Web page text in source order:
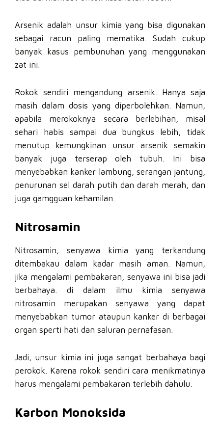
Arsenik adalah unsur kimia yang bisa digunakan
sebagai racun paling mematika. Sudah cukup
banyak kasus pembunuhan yang menggunakan
zat ini.
Rokok sendiri mengandung arsenik. Hanya saja
masih dalam dosis yang diperbolehkan. Namun,
apabila merokoknya secara berlebihan, misal
sehari habis sampai dua bungkus lebih, tidak
menutup kemungkinan unsur arsenik semakin
banyak juga terserap oleh tubuh. Ini bisa
menyebabkan kanker lambung, serangan jantung,
penurunan sel darah putih dan darah merah, dan
juga gamgguan kehamilan.
Nitrosamin
Nitrosamin, senyawa kimia yang terkandung
ditembakau dalam kadar masih aman. Namun,
jika mengalami pembakaran, senyawa ini bisa jadi
berbahaya. di dalam ilmu kimia senyawa
nitrosamin merupakan senyawa yang dapat
menyebabkan tumor ataupun kanker di berbagai
organ sperti hati dan saluran pernafasan.
Jadi, unsur kimia ini juga sangat berbahaya bagi
perokok. Karena rokok sendiri cara menikmatinya
harus mengalami pembakaran terlebih dahulu.
Karbon Monoksida